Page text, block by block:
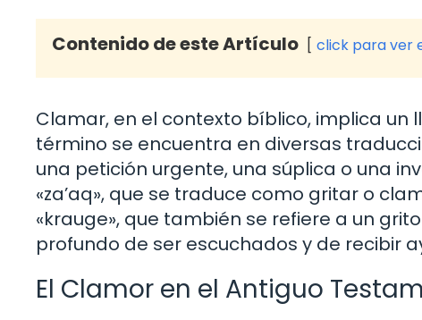
Contenido de este Artículo click para ver
Clamar, en el contexto bíblico, implica un
término se encuentra en diversas
una petición urgente, una súplica o una
«za’aq», que se traduce como gritar o
«krauge», que también se refiere a un
profundo de ser escuchados y de recibir
El Clamor en el Antiguo